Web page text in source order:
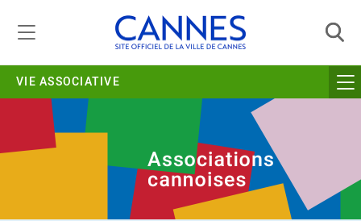
VIE ASSOCIATIVE